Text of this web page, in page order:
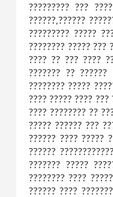
????????? ???
??????,??????
????????? ?????
???????? ????? ???
???? ?? ??? ????
??????? ?? ??????
???????? ?????
???? ????? ???? ???
???? ???????? ??
????? ?????? ???
?????? ???? ?????
??????
??????? ?????
???????? ????
?????? ????